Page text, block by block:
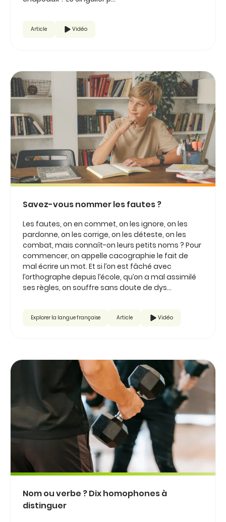
Article Vidéo
Savez-vous nommer les fautes ?
Les fautes, on en commet, on les ignore, on les
pardonne, on les corrige, on les déteste, on les
combat, mais connaît-on leurs petits noms ? Pour
commencer, on appelle cacographie le fait de
mal écrire un mot. Et si l’on est fâché avec
l’orthographe depuis l’école, qu’on a mal assimilé
ses règles, on souffre sans doute de dys...
Explorer la langue française Article Vidéo
Nom ou verbe ? Dix homophones à
distinguer